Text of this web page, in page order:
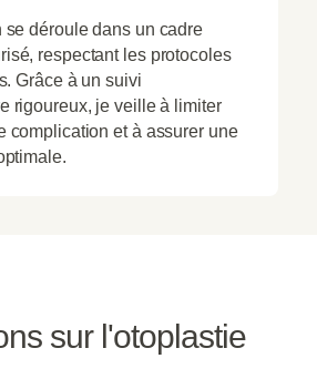
se déroule dans un cadre
respectant les protocoles
Grâce à un suivi
rigoureux, je veille à limiter
complication et à assurer une
sur l'otoplastie